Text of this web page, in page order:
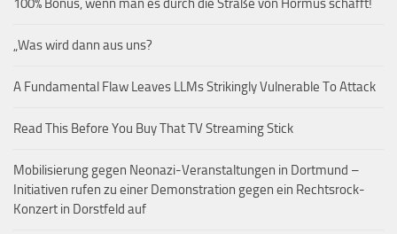
100% Bonus, wenn man es durch die Straße von Hormus schafft!
„Was wird dann aus uns?
A Fundamental Flaw Leaves LLMs Strikingly Vulnerable To Attack
Read This Before You Buy That TV Streaming Stick
Mobilisierung gegen Neonazi-Veranstaltungen in Dortmund –
Initiativen rufen zu einer Demonstration gegen ein Rechtsrock-
Konzert in Dorstfeld auf